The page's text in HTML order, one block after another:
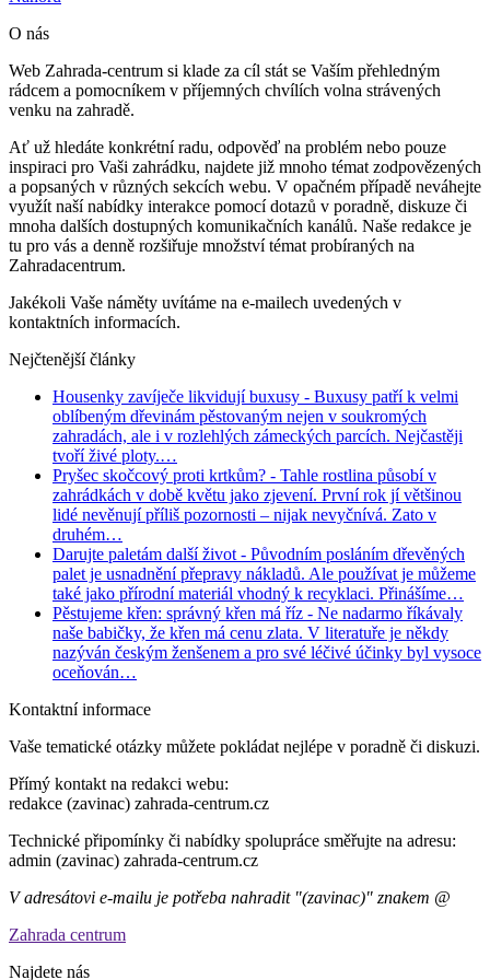
O nás
Web Zahrada-centrum si klade za cíl stát se Vaším přehledným
rádcem a pomocníkem v příjemných chvílích volna strávených
venku na zahradě.
Ať už hledáte konkrétní radu, odpověď na problém nebo pouze
inspiraci pro Vaši zahrádku, najdete již mnoho témat zodpovězených
a popsaných v různých sekcích webu. V opačném případě neváhejte
využít naší nabídky interakce pomocí dotazů v poradně, diskuze či
mnoha dalších dostupných komunikačních kanálů. Naše redakce je
tu pro vás a denně rozšiřuje množství témat probíraných na
Zahradacentrum.
Jakékoli Vaše náměty uvítáme na e-mailech uvedených v
kontaktních informacích.
Nejčtenější články
Housenky zavíječe likvidují buxusy - Buxusy patří k velmi
oblíbeným dřevinám pěstovaným nejen v soukromých
zahradách, ale i v rozlehlých zámeckých parcích. Nejčastěji
tvoří živé ploty.…
Pryšec skočcový proti krtkům? - Tahle rostlina působí v
zahrádkách v době květu jako zjevení. První rok jí většinou
lidé nevěnují příliš pozornosti – nijak nevyčnívá. Zato v
druhém…
Darujte paletám další život - Původním posláním dřevěných
palet je usnadnění přepravy nákladů. Ale používat je můžeme
také jako přírodní materiál vhodný k recyklaci. Přinášíme…
Pěstujeme křen: správný křen má říz - Ne nadarmo říkávaly
naše babičky, že křen má cenu zlata. V literatuře je někdy
nazýván českým ženšenem a pro své léčivé účinky byl vysoce
oceňován…
Kontaktní informace
Vaše tematické otázky můžete pokládat nejlépe v poradně či diskuzi.
Přímý kontakt na redakci webu:
redakce (zavinac) zahrada-centrum.cz
Technické připomínky či nabídky spolupráce směřujte na adresu:
admin (zavinac) zahrada-centrum.cz
V adresátovi e-mailu je potřeba nahradit "(zavinac)" znakem @
Zahrada centrum
Najdete nás